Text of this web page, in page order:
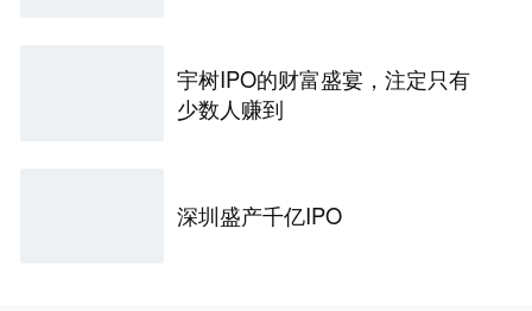
宇树IPO的财富盛宴，注定只有
少数人赚到
深圳盛产千亿IPO